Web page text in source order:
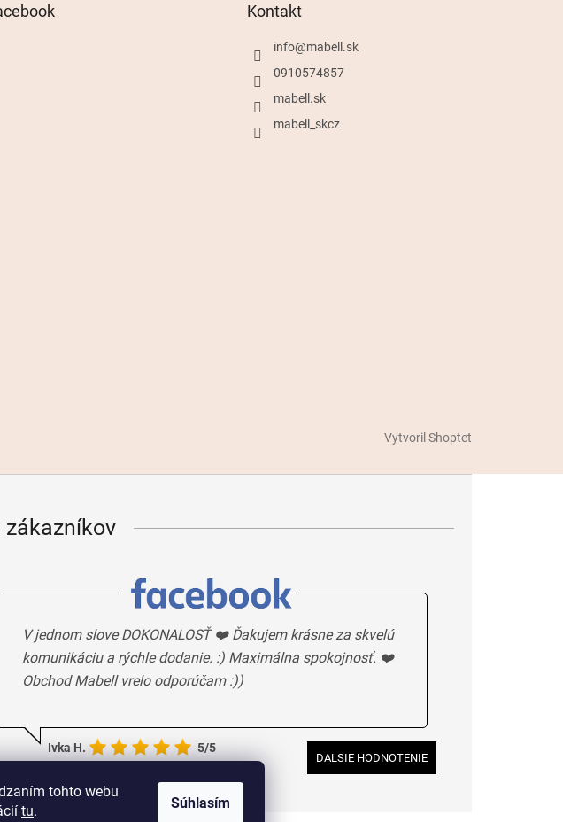
tohto webu
tu. Súhlasím
Kontakt
info@mabell.sk
0910574857
mabell.sk
mabell_skcz
Vytvoril Shoptet
V jednom slove DOKONALOSŤ ❤️ Ďakujem krásne za skvelú
komunikáciu a rýchle dodanie. :) Maximálna spokojnosť. ❤️
Obchod Mabell vrelo odporúčam :))
Ivka H. 5/5
DALSIE HODNOTENIE